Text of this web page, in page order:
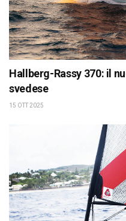
Hallberg-Rassy 370: il
svedese
15 OTT 2025